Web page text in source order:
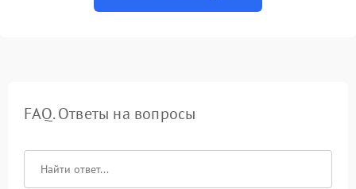
FAQ. Ответы на вопросы